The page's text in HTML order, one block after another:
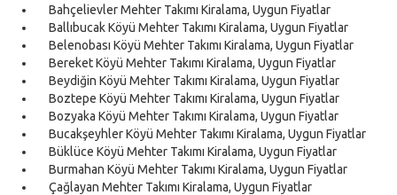
Bahçelievler Mehter Takımı Kiralama, Uygun Fiyatlar
Ballıbucak Köyü Mehter Takımı Kiralama, Uygun Fiyatlar
Belenobası Köyü Mehter Takımı Kiralama, Uygun Fiyatlar
Bereket Köyü Mehter Takımı Kiralama, Uygun Fiyatlar
Beydiğin Köyü Mehter Takımı Kiralama, Uygun Fiyatlar
Boztepe Köyü Mehter Takımı Kiralama, Uygun Fiyatlar
Bozyaka Köyü Mehter Takımı Kiralama, Uygun Fiyatlar
Bucakşeyhler Köyü Mehter Takımı Kiralama, Uygun Fiyatlar
Büklüce Köyü Mehter Takımı Kiralama, Uygun Fiyatlar
Burmahan Köyü Mehter Takımı Kiralama, Uygun Fiyatlar
Çağlayan Mehter Takımı Kiralama, Uygun Fiyatlar